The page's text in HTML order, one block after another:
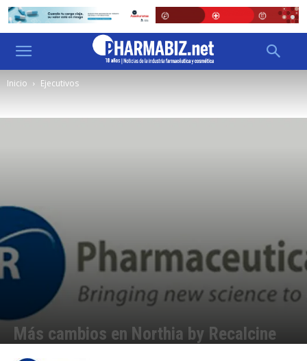
Inicio Ejecutivos
Más cambios en Northia by Recalcine